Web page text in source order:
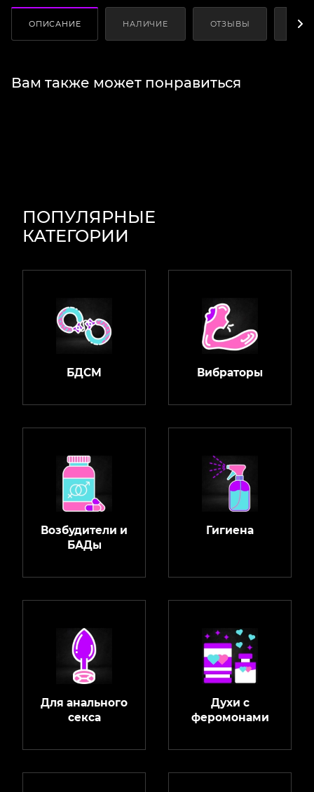
ОПИСАНИЕ НАЛИЧИЕ ОТЗЫВЫ
Вам также может понравиться
ПОПУЛЯРНЫЕ
КАТЕГОРИИ
БДСМ Вибраторы
Возбудители и
БАДы
Гигиена
Для анального
секса
Духи с
феромонами